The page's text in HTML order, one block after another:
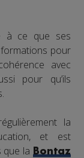
à ce que ses
pour
avec
pour qu’ils
la
et est
que la
Bontaz